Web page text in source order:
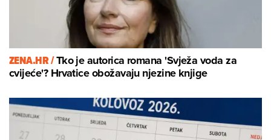
ZENA.HR /Tko je autorica romana 'Svježa voda za
cvijeće'? Hrvatice obožavaju njezine knjige